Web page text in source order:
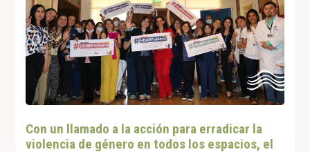
Con un llamado a la acción para erradicar la
violencia de género en todos los espacios, el